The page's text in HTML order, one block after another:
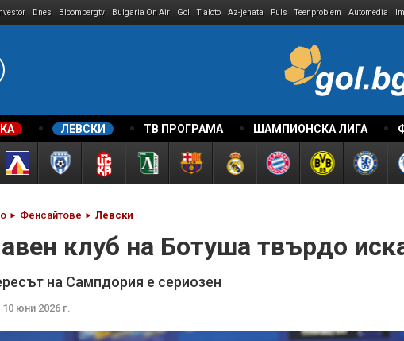
Dnes Bloombergtv Bulgaria On Air Gol Tialoto Az-jenata Puls Teenproblem Automedia
ЛЕВСКИ ТВ ПРОГРАМА ШАМПИОНСКА ЛИГА
Фенсайтове Левски
клуб на Ботуша твърдо
на Сампдория е сериозен
10 юни 2026 г.